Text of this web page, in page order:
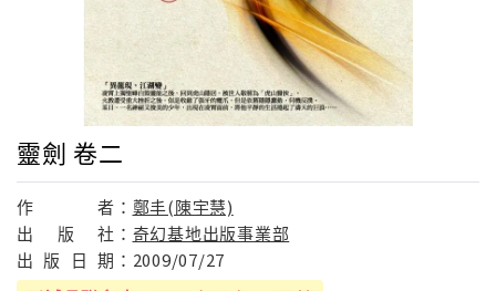
靈劍 卷二
作 者： 鄭丰(陳宇慧)
出
版 社： 奇幻基地出版事業部
出 版 日 期： 2009/07/27